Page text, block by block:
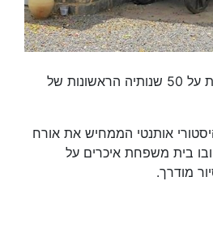
במוזיאון תצוגה המספרת על 50 שנותיה הראשונות של
אותנטי הממחיש את אורח
בית משפחת איכרים על
מודרך.